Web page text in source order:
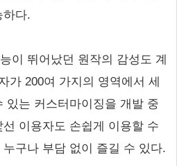
하다.
이 뛰어났던 원작의 감성도 계
가 200여 가지의 영역에서 세
있는 커스터마이징을 개발 중
이용자도 손쉽게 이용할 수
구나 부담 없이 즐길 수 있다.